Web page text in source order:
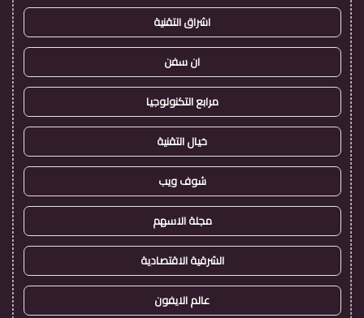
اشراق التقنية
ان سفن
مرابع التكنولوجيا
خيال التقنية
شوف ويب
مجلة الاسهم
الشرقية الاقتصادية
عالم الايفون